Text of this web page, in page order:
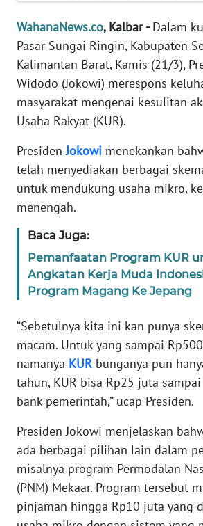
WahanaNews.co, Kalbar -Dalam
Pasar Sungai Ringin, Kabupaten
Kalimantan Barat, Kamis (21/3),
Widodo (Jokowi) merespons
masyarakat mengenai kesulitan
Usaha Rakyat (KUR).
PresidenJokowi menekankan
telah menyediakan berbagai
untuk mendukung usaha mikro,
menengah.
Baca Juga:
Pemanfaatan Program KUR
Angkatan Kerja Muda
Program Magang Ke Jepang
“Sebetulnya kita ini kan punya
macam. Untuk yang sampai
namanya KUR bunganya pun
tahun, KUR bisa Rp25 juta
bank pemerintah,” ucap Presiden.
Presiden Jokowi menjelaskan
ada berbagai pilihan lain dalam
misalnya program Permodalan
(PNM) Mekaar. Program tersebut
pinjaman hingga Rp10 juta yang
INDEKS
BERITA
KONTAK
KAMI
INFO
IKLAN
PEDOMAN
MEDIA
SIBER
REDAKSI
Wahana
Regional
WN
SUMUT